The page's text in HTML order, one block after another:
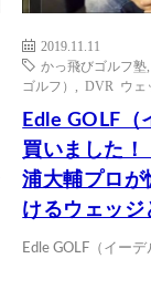
2019.11.11
かっ飛びゴルフ塾
ゴルフ）
,DVR ウェ
Edle GOLF
買いました！
浦大輔プロが
けるウェッジ
Edle GOLF（イー